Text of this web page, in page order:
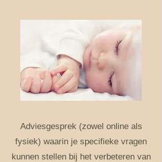
Adviesgesprek (zowel online als
fysiek) waarin je specifieke vragen
kunnen stellen bij het verbeteren van